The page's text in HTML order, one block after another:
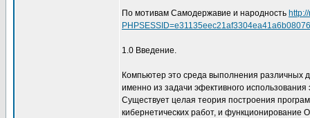
По мотивам Самодержавие и народность
1.0 Введение.
Компьютер это среда выполнения различных
именно из задачи эфективного использования
Существует целая теория построения
кибернетических работ, и